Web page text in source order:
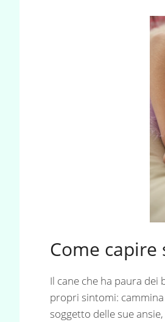
Come capire
Il cane che ha paura
propri sintomi:
soggetto delle sue